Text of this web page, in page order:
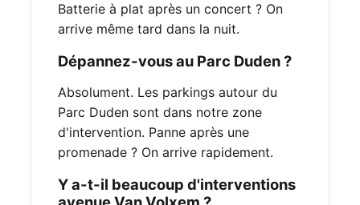
Batterie à plat après un concert ? On
arrive même tard dans la nuit.
Dépannez-vous au Parc Duden ?
Absolument. Les parkings autour du
Parc Duden sont dans notre zone
d'intervention. Panne après une
promenade ? On arrive rapidement.
Y a-t-il beaucoup d'interventions